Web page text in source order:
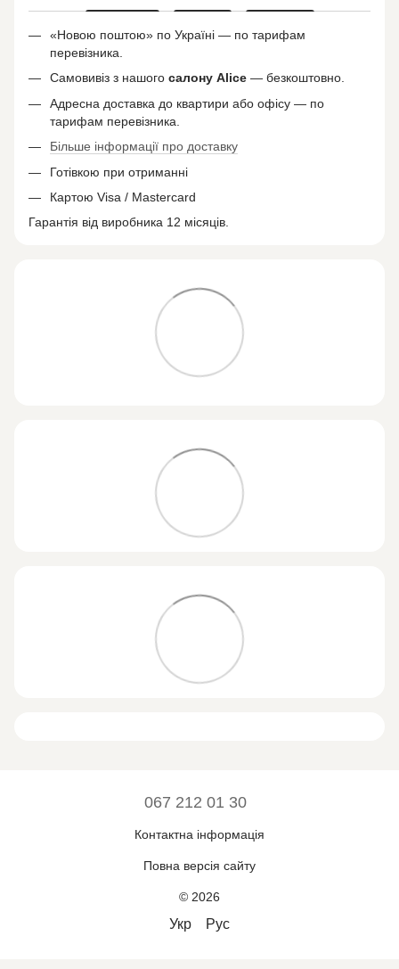
«Новою поштою» по Україні — по тарифам
перевізника.
Самовивіз з нашого салону Alice — безкоштовно.
Адресна доставка до квартири або офісу — по
тарифам перевізника.
Більше інформації про доставку
Готівкою при отриманні
Картою Visa / Mastercard
Гарантія від виробника 12 місяців.
067 212 01 30
Контактна інформація
Повна версія сайту
© 2026
Укр Рус